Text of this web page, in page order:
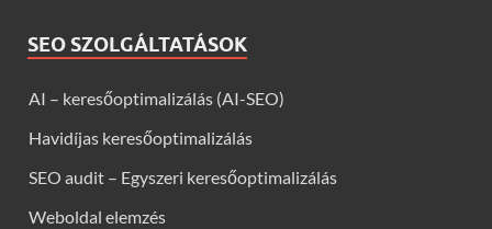
SEO SZOLGÁLTATÁSOK
AI – keresőoptimalizálás (AI-SEO)
Havidíjas keresőoptimalizálás
SEO audit – Egyszeri keresőoptimalizálás
Weboldal elemzés